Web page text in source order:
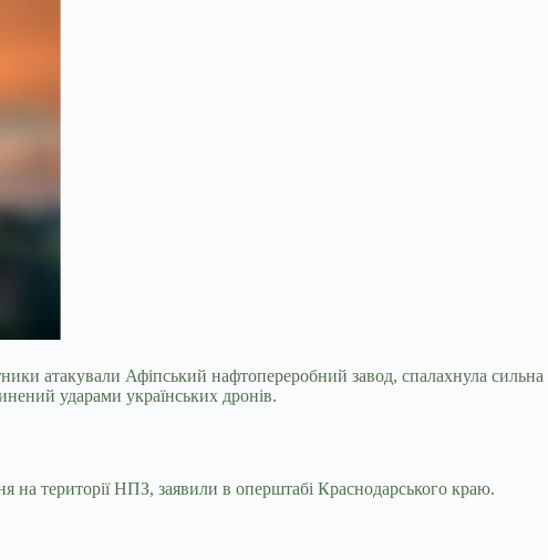
атакували Афіпський нафтопереробний завод, спалахнула
ударами українських дронів.
на території НПЗ, заявили в оперштабі Краснодарського краю.